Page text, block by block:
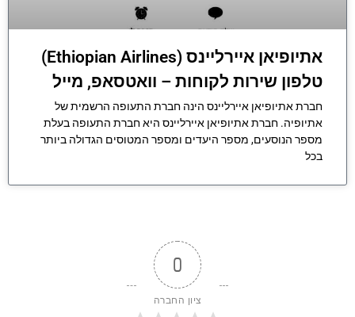
אתיופיאן איירליינס (Ethiopian Airlines)
טלפון שירות לקוחות – וואטסאפ, מייל
חברת אתיופיאן איירליינס הינה חברת התעופה הרשמית של
אתיופיה. חברת אתיופיאן איירליינס היא חברת התעופה בעלת
מספר הנוסעים, מספר היעדים ומספר המטוסים הגדולה ביותר
בכל
0
ציון החברה